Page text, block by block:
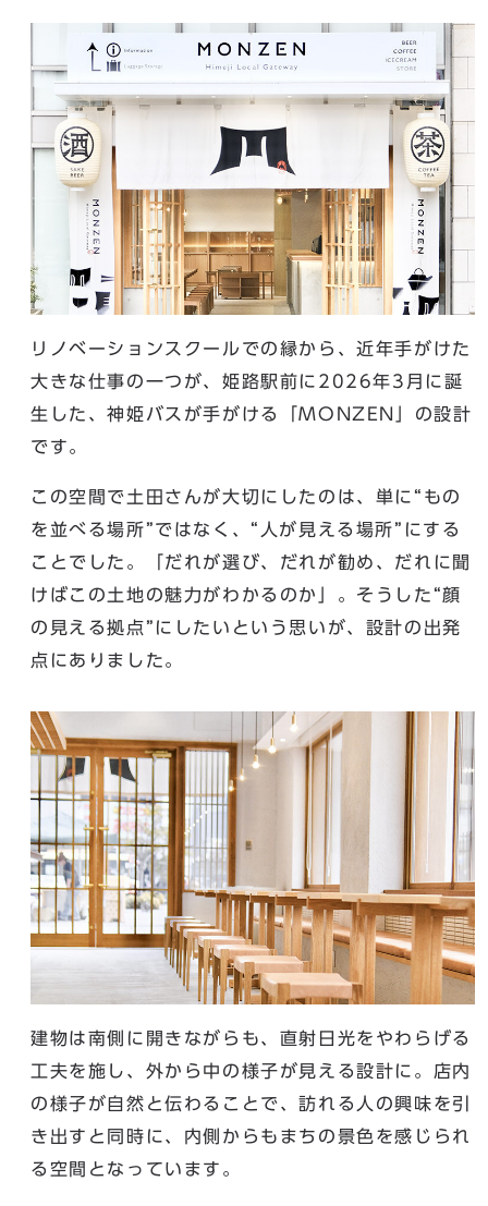
リノベーションスクールでの縁から、近年手がけた
大きな仕事の一つが、姫路駅前に2026年3月に誕
生した、神姫バスが手がける「MONZEN」の設計
です。
この空間で土田さんが大切にしたのは、単に“もの
を並べる場所”ではなく、“人が見える場所”にする
ことでした。「だれが選び、だれが勧め、だれに聞
けばこの土地の魅力がわかるのか」。そうした“顔
の見える拠点”にしたいという思いが、設計の出発
点にありました。
建物は南側に開きながらも、直射日光をやわらげる
工夫を施し、外から中の様子が見える設計に。店内
の様子が自然と伝わることで、訪れる人の興味を引
き出すと同時に、内側からもまちの景色を感じられ
る空間となっています。